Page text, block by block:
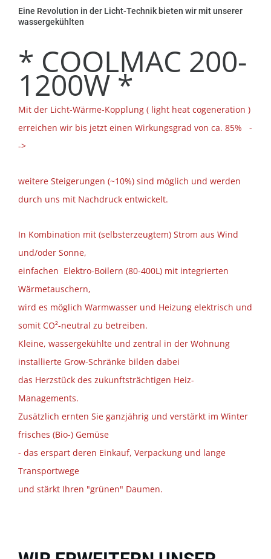
Eine Revolution in der Licht-Technik bieten wir mit unserer
wassergekühlten
* COOLMAC 200-
1200W *
Mit der Licht-Wärme-Kopplung ( light heat cogeneration )
erreichen wir bis jetzt einen Wirkungsgrad von ca. 85% -
->
weitere Steigerungen (~10%) sind möglich und werden
durch uns mit Nachdruck entwickelt.
In Kombination mit (selbsterzeugtem) Strom aus Wind
und/oder Sonne,
einfachen Elektro-Boilern (80-400L) mit integrierten
Wärmetauschern,
wird es möglich Warmwasser und Heizung elektrisch und
somit CO²-neutral zu betreiben.
Kleine, wassergekühlte und zentral in der Wohnung
installierte Grow-Schränke bilden dabei
das Herzstück des zukunftsträchtigen Heiz-
Managements.
Zusätzlich ernten Sie ganzjährig und verstärkt im Winter
frisches (Bio-) Gemüse
- das erspart deren Einkauf, Verpackung und lange
Transportwege
und stärkt Ihren "grünen" Daumen.